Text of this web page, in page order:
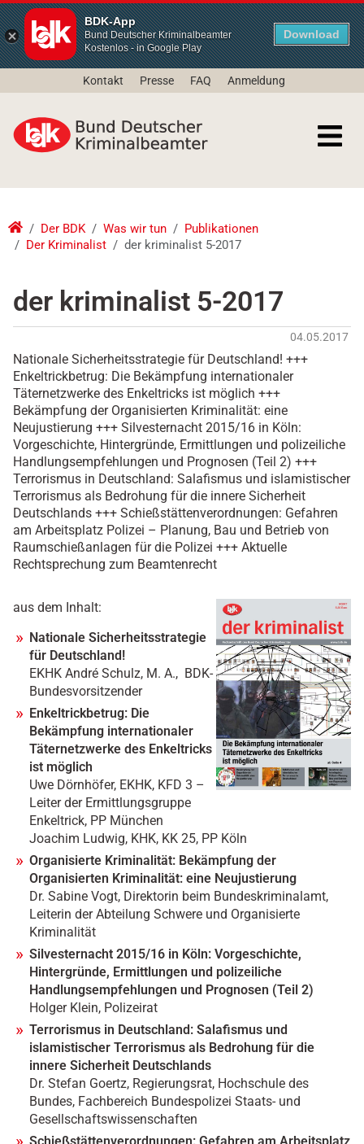
BDK-App
Bund Deutscher Kriminalbeamter
Kostenlos - in Google Play
Download
Kontakt Presse FAQ Anmeldung
Der BDK Was wir tun
Publikationen
Der Kriminalist
der kriminalist 5-2017
der kriminalist 5-2017
04.05.2017
Nationale Sicherheitsstrategie für Deutschland! +++
Enkeltrickbetrug: Die Bekämpfung internationaler
Täternetzwerke des Enkeltricks ist möglich +++
Bekämpfung der Organisierten Kriminalität: eine
Neujustierung +++ Silvesternacht 2015/16 in Köln:
Vorgeschichte, Hintergründe, Ermittlungen und polizeiliche
Handlungsempfehlungen und Prognosen (Teil 2) +++
Terrorismus in Deutschland: Salafismus und islamistischer
Terrorismus als Bedrohung für die innere Sicherheit
Deutschlands +++ Schießstättenverordnungen: Gefahren
am Arbeitsplatz Polizei – Planung, Bau und Betrieb von
Raumschießanlagen für die Polizei +++ Aktuelle
Rechtsprechung zum Beamtenrecht
aus dem Inhalt:
Nationale Sicherheitsstrategie
für Deutschland!
EKHK André Schulz, M. A., BDK-
Bundesvorsitzender
Enkeltrickbetrug: Die
Bekämpfung internationaler
Täternetzwerke des Enkeltricks
ist möglich
Uwe Dörnhöfer, EKHK, KFD 3 –
Leiter der Ermittlungsgruppe
Enkeltrick, PP München
Joachim Ludwig, KHK, KK 25, PP Köln
Organisierte Kriminalität: Bekämpfung der
Organisierten Kriminalität: eine Neujustierung
Dr. Sabine Vogt, Direktorin beim Bundeskriminalamt,
Leiterin der Abteilung Schwere und Organisierte
Kriminalität
Silvesternacht 2015/16 in Köln: Vorgeschichte,
Hintergründe, Ermittlungen und polizeiliche
Handlungsempfehlungen und Prognosen (Teil 2)
Holger Klein, Polizeirat
Terrorismus in Deutschland: Salafismus und
islamistischer Terrorismus als Bedrohung für die
innere Sicherheit Deutschlands
Dr. Stefan Goertz, Regierungsrat, Hochschule des
Bundes, Fachbereich Bundespolizei Staats- und
Gesellschaftswissenschaften